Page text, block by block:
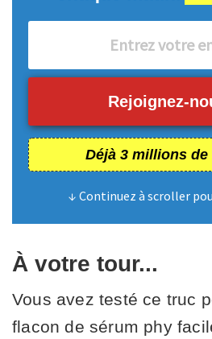
Rejoignez-
Déjà 3 millions
↓ Continuez à scroller
À votre tour...
Vous avez testé ce truc
flacon de sérum phy